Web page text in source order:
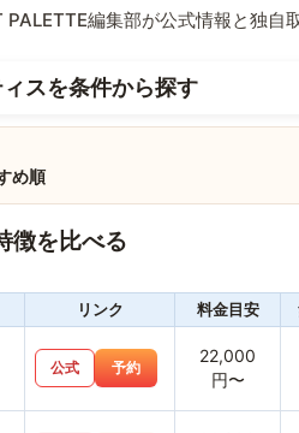
編集部が公式情報と独自
スを条件から探す
め順
徴を比べる
リンク 料金目安
公式 予約
22,000
円〜